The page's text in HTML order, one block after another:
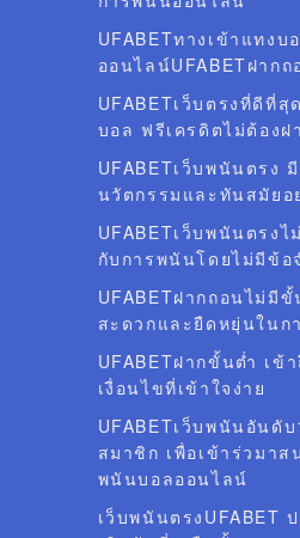
UFABETทางเข้าแทง
ออนไลน์UFABETฝากถ
UFABETเว็บตรงที่ดีที่
บอล ฟรีเครดิตไม่ต้องฝ
UFABETเว็บพนันตรง
นวัตกรรมและทันสมัยอ
UFABETเว็บพนันตรง
กับการพนันโดยไม่มีข้อ
UFABETฝากถอนไม่มี
สะดวกและยืดหยุ่นในก
UFABETฝากขั้นต่ำ เข้
เงื่อนไขที่เข้าใจง่าย
UFABETเว็บพนันอันดั
สมาชิก เพื่อเข้าร่วมาส
พนันบอลออนไลน์
เว็บพนันตรงUFABET